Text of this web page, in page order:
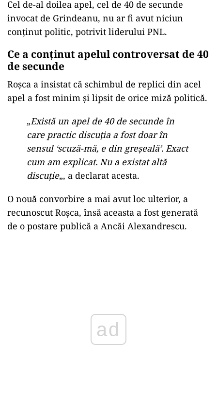
Cel de-al doilea apel, cel de 40 de secunde
invocat de Grindeanu, nu ar fi avut niciun
conținut politic, potrivit liderului PNL.
Ce a conținut apelul controversat de 40
de secunde
Roșca a insistat că schimbul de replici din acel
apel a fost minim și lipsit de orice miză politică.
„Există un apel de 40 de secunde în
care practic discuția a fost doar în
sensul ‘scuză-mă, e din greșeală’. Exact
cum am explicat. Nu a existat altă
discuție„, a declarat acesta.
O nouă convorbire a mai avut loc ulterior, a
recunoscut Roșca, însă aceasta a fost generată
de o postare publică a Ancăi Alexandrescu.
ad